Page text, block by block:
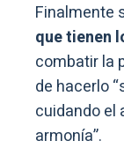
Finalmente
que tienen
combatir la
de hacerlo
cuidando el
armonía”.